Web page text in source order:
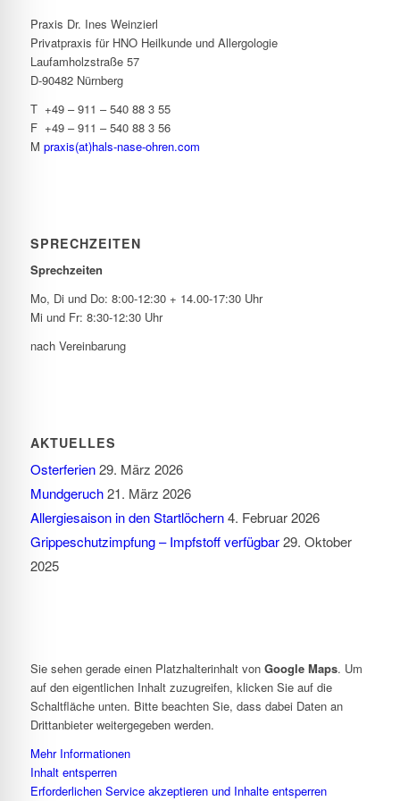
Praxis Dr. Ines Weinzierl
Privatpraxis für HNO Heilkunde und Allergologie
Laufamholzstraße 57
D-90482 Nürnberg
T +49 – 911 – 540 88 3 55
F +49 – 911 – 540 88 3 56
M praxis(at)hals-nase-ohren.com
SPRECHZEITEN
Sprechzeiten
Mo, Di und Do: 8:00-12:30 + 14.00-17:30 Uhr
Mi und Fr: 8:30-12:30 Uhr
nach Vereinbarung
AKTUELLES
Osterferien 29. März 2026
Mundgeruch 21. März 2026
Allergiesaison in den Startlöchern 4. Februar 2026
Grippeschutzimpfung – Impfstoff verfügbar 29. Oktober
2025
Sie sehen gerade einen Platzhalterinhalt von Google Maps. Um
auf den eigentlichen Inhalt zuzugreifen, klicken Sie auf die
Schaltfläche unten. Bitte beachten Sie, dass dabei Daten an
Drittanbieter weitergegeben werden.
Mehr Informationen
Inhalt entsperren
Erforderlichen Service akzeptieren und Inhalte entsperren